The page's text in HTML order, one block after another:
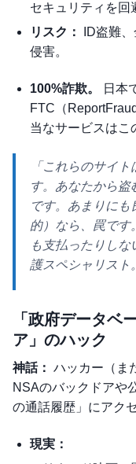
セキュリティを回
リスク：
ID盗難
侵害。
100%詐欺。 日本
FTC（
当なサービスはこ
「これらのサイ
す。あなたから盗
です。あまりに
的）なら、罠です
も支払ったりしな
護スペシャリスト。
「政府データベ
ア」のハック
神話： ハッカー（ま
NSAのバックドアや
の通話履歴」にアク
現実：